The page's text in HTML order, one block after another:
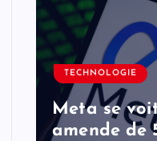
TECHNOLOGIE
Meta se
amende de